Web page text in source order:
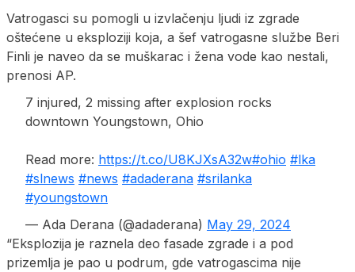
Vatrogasci su pomogli u izvlačenju ljudi iz zgrade
oštećene u eksploziji koja, a šef vatrogasne službe Beri
Finli je naveo da se muškarac i žena vode kao nestali,
prenosi AP.
7 injured, 2 missing after explosion rocks
downtown Youngstown, Ohio
Read more: https://t.co/U8KJXsA32w#ohio #lka
#slnews #news #adaderana #srilanka
#youngstown
— Ada Derana (@adaderana) May 29, 2024
“Eksplozija je raznela deo fasade zgrade i a pod
prizemlja je pao u podrum, gde vatrogascima nije